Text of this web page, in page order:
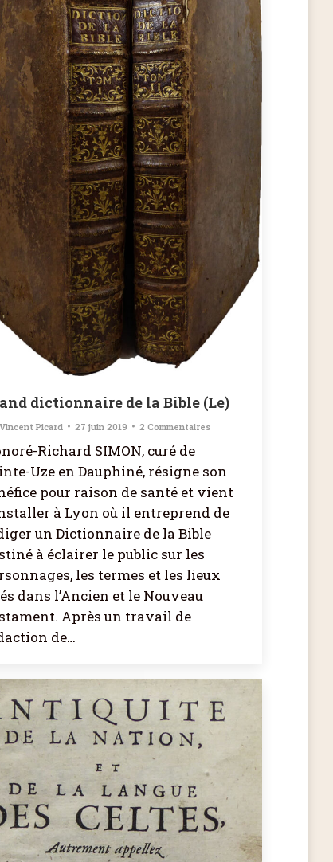
dictionnaire de la Bible (Le)
Vincent Picard 27 juin 2019 2 Commentaires
Richard SIMON, curé de
Uze en Dauphiné, résigne son
pour raison de santé et vient
à Lyon où il entreprend de
un Dictionnaire de la Bible
à éclairer le public sur les
les termes et les lieux
dans l’Ancien et le Nouveau
Après un travail de
de…